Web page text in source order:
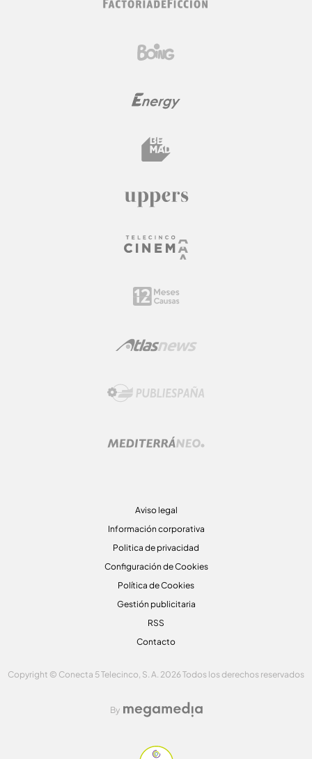
Aviso legal
Información corporativa
Politica de privacidad
Configuración de Cookies
Política de Cookies
Gestión publicitaria
RSS
Contacto
Copyright © Conecta 5 Telecinco, S. A. 2026 Todos los derechos reservados
By